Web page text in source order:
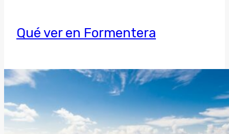
Qué ver en Formentera